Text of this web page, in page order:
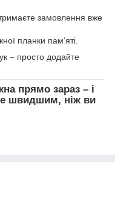
замовлення вже
планки пам’яті.
– просто додайте
прямо зараз – і
швидшим, ніж ви